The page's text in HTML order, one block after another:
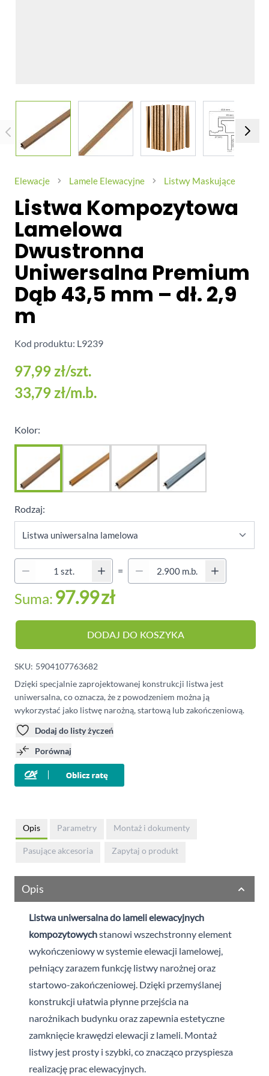
View larger imageView larger imageView larger image
Elewacje Lamele Elewacyjne Listwy Maskujące
Listwa Kompozytowa
Lamelowa
Dwustronna
Uniwersalna Premium
Dąb 43,5 mm – dł. 2,9
m
Kod produktu: L9239
97,99 zł/szt.
33,79 zł/m.b.
Kolor:
Rodzaj:
=
Quantity (Secondary)
Suma: 97.99zł
DODAJ DO KOSZYKA
SKU: 5904107763682
Dzięki specjalnie zaprojektowanej konstrukcji listwa jest
uniwersalna, co oznacza, że z powodzeniem można ją
wykorzystać jako listwę narożną, startową lub zakończeniową.
Dodaj do listy życzeń
Porównaj
Opis Parametry Montaż i dokumenty
Pasujące akcesoria Zapytaj o produkt
Opis
Listwa uniwersalna do lameli elewacyjnych
kompozytowychstanowi wszechstronny element
wykończeniowy w systemie elewacji lamelowej,
pełniący zarazem funkcję listwy narożnej oraz
startowo-zakończeniowej. Dzięki przemyślanej
konstrukcji ułatwia płynne przejścia na
narożnikach budynku oraz zapewnia estetyczne
zamknięcie krawędzi elewacji z lameli. Montaż
listwy jest prosty i szybki, co znacząco przyspiesza
realizację prac elewacyjnych.